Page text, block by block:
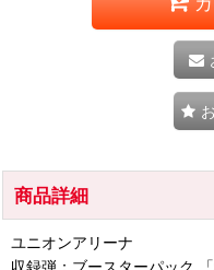
商品詳細
ユニオンアリーナ
収録弾：ブースターパック